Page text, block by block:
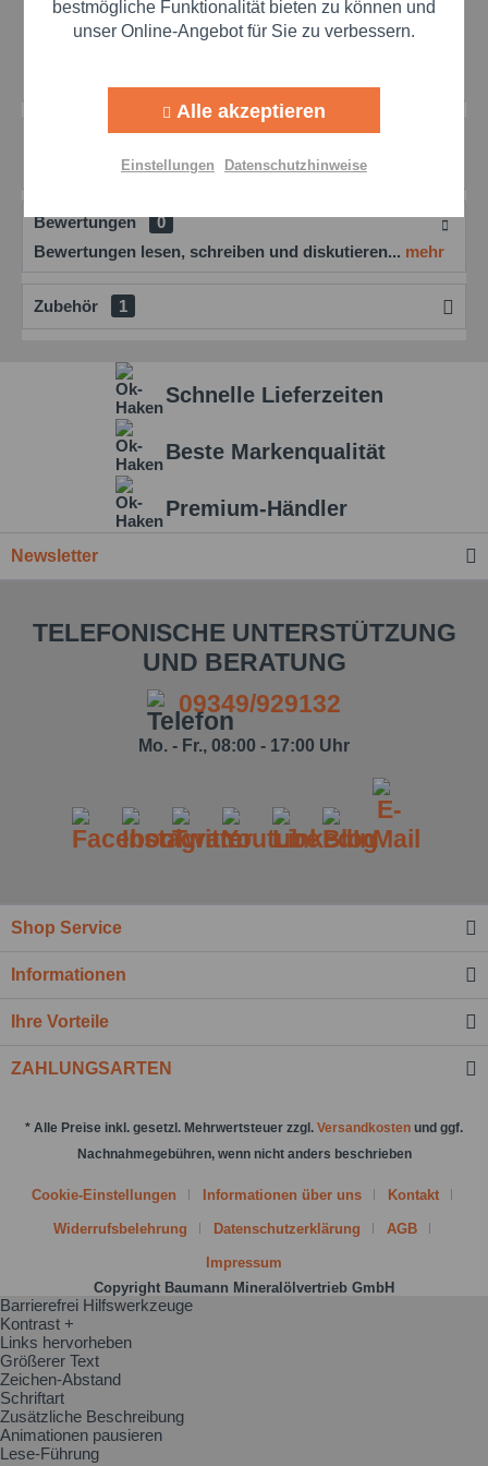
Preis anfragen
Kenntnis genommen.*
Merken Bewerten
Beschreibung
Bewertungen
0
Bewertungen lesen, schreiben und diskutieren... mehr
Zubehör 1
Schnelle Lieferzeiten
Beste Markenqualität
Premium-Händler
Newsletter
TELEFONISCHE UNTERSTÜTZUNG
UND BERATUNG
09349/929132
Mo. - Fr., 08:00 - 17:00 Uhr
Shop Service
Informationen
Ihre Vorteile
ZAHLUNGSARTEN
* Alle Preise inkl. gesetzl. Mehrwertsteuer zzgl. Versandkosten und ggf.
Nachnahmegebühren, wenn nicht anders beschrieben
Cookie-Einstellungen Informationen über uns Kontakt
Widerrufsbelehrung Datenschutzerklärung AGB
Impressum
Copyright Baumann Mineralölvertrieb GmbH
Marketing Aktiv
Personalisierung Aktiv
bestmögliche Funktionalität bieten zu können und
unser Online-Angebot für Sie zu verbessern.
Alle akzeptieren
Einstellungen Datenschutzhinweise
Barrierefrei Hilfswerkzeuge
Kontrast +
Links hervorheben
Größerer Text
Zeichen-Abstand
Schriftart
Zusätzliche Beschreibung
Animationen pausieren
Lese-Führung